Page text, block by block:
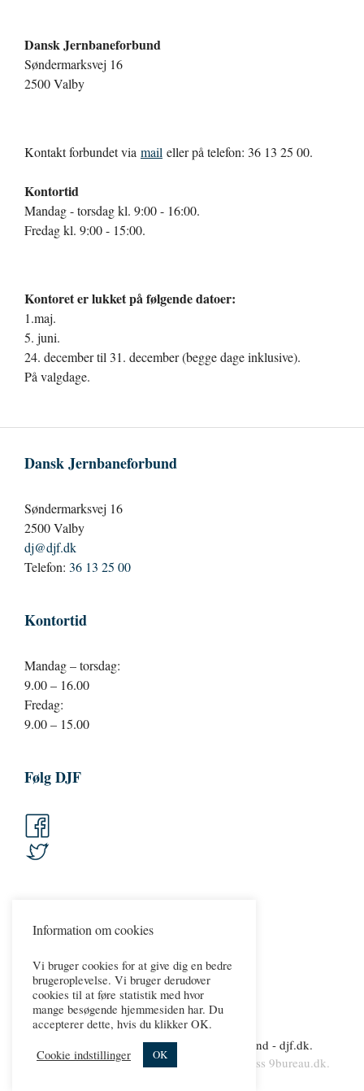
Dansk Jernbaneforbund
Søndermarksvej 16
2500 Valby
Kontakt forbundet via mail eller på telefon: 36 13 25 00.
Kontortid
Mandag - torsdag kl. 9:00 - 16:00.
Fredag kl. 9:00 - 15:00.
Kontoret er lukket på følgende datoer:
1.maj.
5. juni.
24. december til 31. december (begge dage inklusive).
På valgdage.
Dansk Jernbaneforbund
Søndermarksvej 16
2500 Valby
dj@djf.dk
Telefon: 36 13 25 00
Kontortid
Mandag – torsdag:
9.00 – 16.00
Fredag:
9.00 – 15.00
Følg DJF
Copyright 2026 © Dansk Jernbaneforbund - djf.dk.
Persondatapolitik.Cookies web & wordpress 9bureau.dk.
Information om cookies
Vi bruger cookies for at give dig en bedre
brugeroplevelse. Vi bruger derudover
cookies til at føre statistik med hvor
mange besøgende hjemmesiden har. Du
accepterer dette, hvis du klikker OK.
Cookie indstillinger
OK